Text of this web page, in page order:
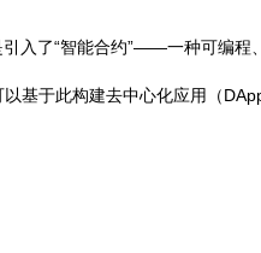
入了“智能合约”——一种可编程
基于此构建去中心化应用（